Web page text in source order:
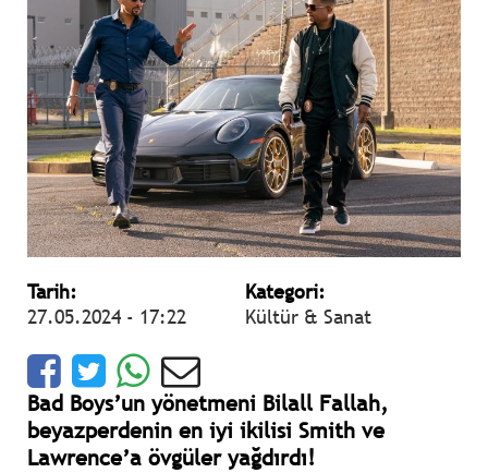
Tarih:
27.05.2024 - 17:22
Kategori:
Kültür & Sanat
Bad Boys’un yönetmeni Bilall Fallah,
beyazperdenin en iyi ikilisi Smith ve
Lawrence’a övgüler yağdırdı!